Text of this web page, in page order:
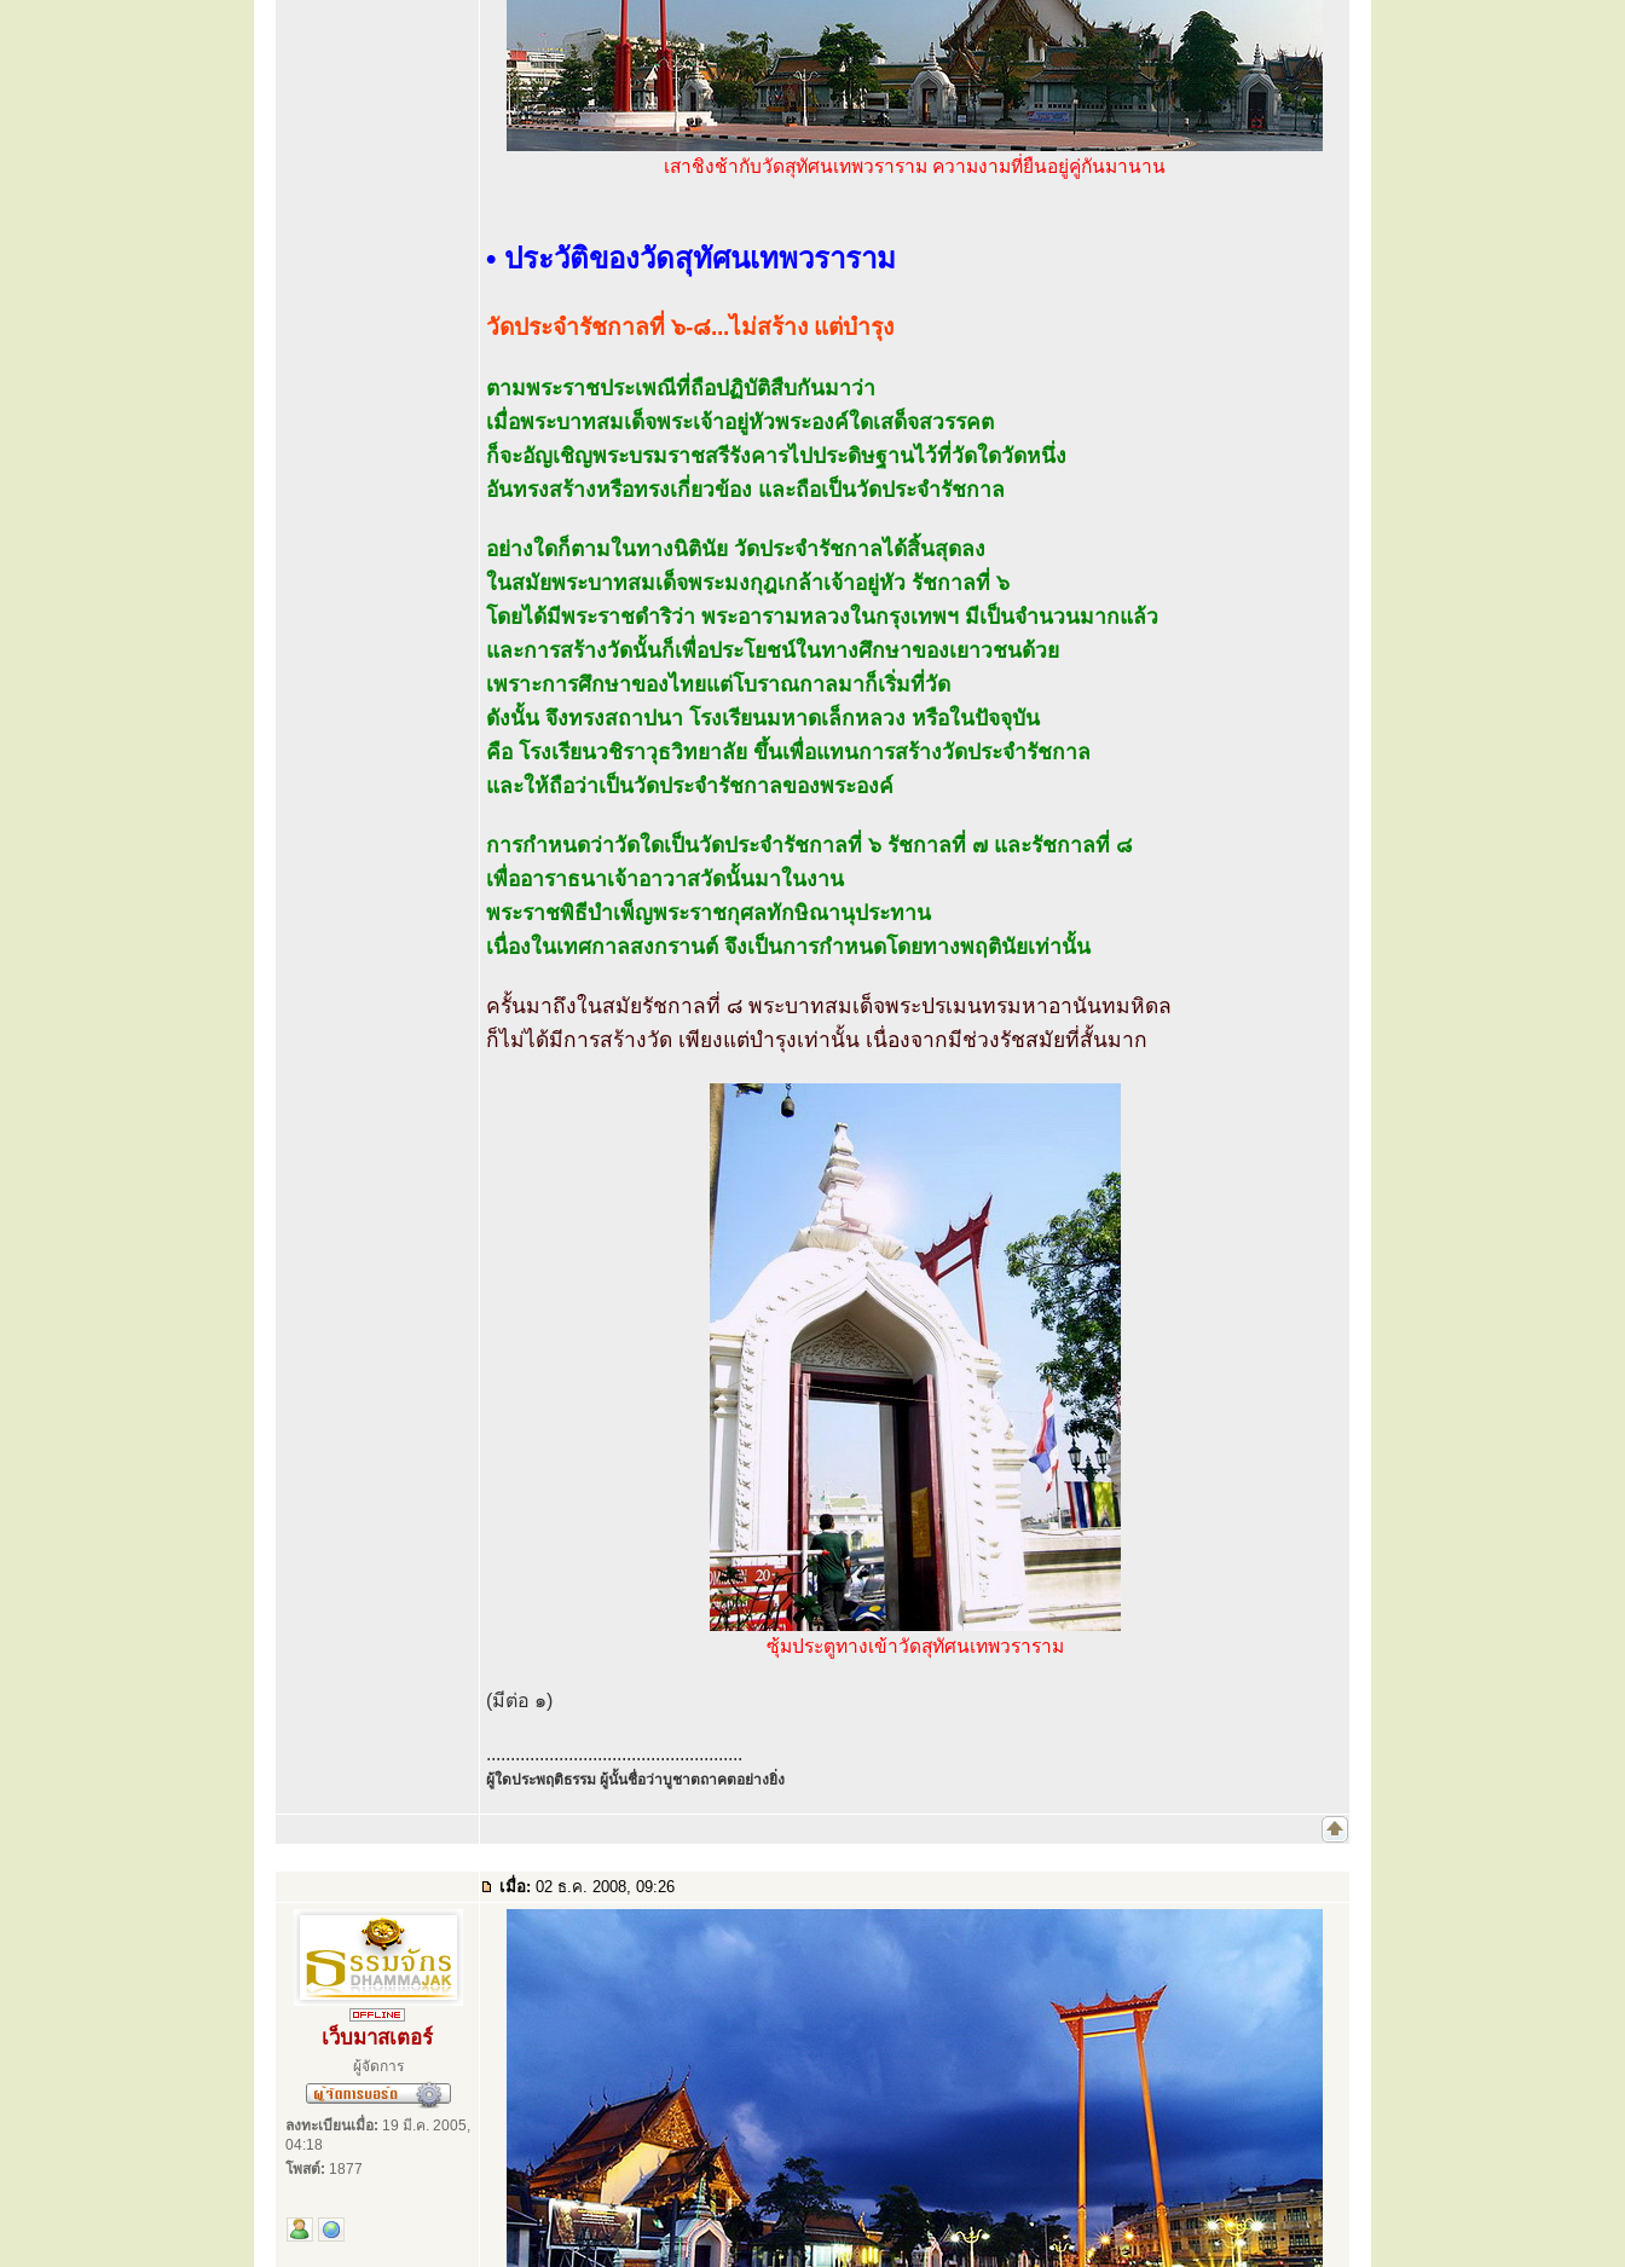
เสาชิงช้ากับวัดสุทัศนเทพวราราม ความงามที่ยืนอยู่คู่กันมานาน
• ประวัติของวัดสุทัศนเทพวราราม
วัดประจำรัชกาลที่ ๖-๘...ไม่สร้าง แต่บำรุง
ตามพระราชประเพณีที่ถือปฏิบัติสืบกันมาว่า
เมื่อพระบาทสมเด็จพระเจ้าอยู่หัวพระองค์ใดเสด็จสวรรคต
ก็จะอัญเชิญพระบรมราชสรีรังคารไปประดิษฐานไว้ที่วัดใดวัดหนึ่ง
อันทรงสร้างหรือทรงเกี่ยวข้อง และถือเป็นวัดประจำรัชกาล
อย่างใดก็ตามในทางนิตินัย วัดประจำรัชกาลได้สิ้นสุดลง
ในสมัยพระบาทสมเด็จพระมงกุฎเกล้าเจ้าอยู่หัว รัชกาลที่ ๖
โดยได้มีพระราชดำริว่า พระอารามหลวงในกรุงเทพฯ มีเป็นจำนวนมากแล้ว
และการสร้างวัดนั้นก็เพื่อประโยชน์ในทางศึกษาของเยาวชนด้วย
เพราะการศึกษาของไทยแต่โบราณกาลมาก็เริ่มที่วัด
ดังนั้น จึงทรงสถาปนา โรงเรียนมหาดเล็กหลวง หรือในปัจจุบัน
คือ โรงเรียนวชิราวุธวิทยาลัย ขึ้นเพื่อแทนการสร้างวัดประจำรัชกาล
และให้ถือว่าเป็นวัดประจำรัชกาลของพระองค์
การกำหนดว่าวัดใดเป็นวัดประจำรัชกาลที่ ๖ รัชกาลที่ ๗ และรัชกาลที่ ๘
เพื่ออาราธนาเจ้าอาวาสวัดนั้นมาในงาน
พระราชพิธีบำเพ็ญพระราชกุศลทักษิณานุประทาน
เนื่องในเทศกาลสงกรานต์ จึงเป็นการกำหนดโดยทางพฤตินัยเท่านั้น
ครั้นมาถึงในสมัยรัชกาลที่ ๘ พระบาทสมเด็จพระปรเมนทรมหาอานันทมหิดล
ก็ไม่ได้มีการสร้างวัด เพียงแต่บำรุงเท่านั้น เนื่องจากมีช่วงรัชสมัยที่สั้นมาก
ซุ้มประตูทางเข้าวัดสุทัศนเทพวราราม
(มีต่อ ๑)
.....................................................
ผู้ใดประพฤติธรรม ผู้นั้นชื่อว่าบูชาตถาคตอย่างยิ่ง
เมื่อ: 02 ธ.ค. 2008, 09:26
เว็บมาสเตอร์
ผู้จัดการ
ลงทะเบียนเมื่อ: 19 มี.ค. 2005,
04:18
โพสต์: 1877